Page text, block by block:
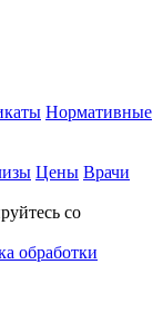
Нормативные
Цены Врачи
со
обработки